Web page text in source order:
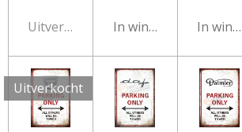
Uitverkocht In winkelwagen
In
Uitverkocht